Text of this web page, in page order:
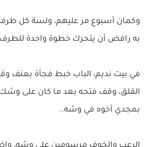
وكمان أسبوع مر عليهم، ولسة كل
به رافض أن يتحرك خطوة واحدة للطرف
في بيت نديم، الباب خبط فجأة بعنف
القلق، وقف فتحه بعد ما كان على وشك
بمجدي أخوه في وشه..